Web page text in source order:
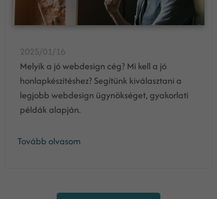
2025/01/16
Melyik a jó webdesign cég? Mi kell a jó
honlapkészítéshez? Segítünk kiválasztani a
legjobb webdesign ügynökséget, gyakorlati
példák alapján.
Tovább olvasom